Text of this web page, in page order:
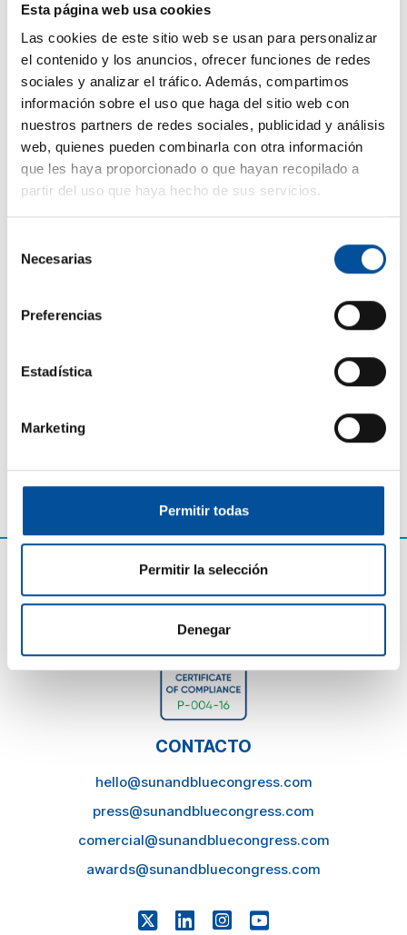
Esta página web usa cookies
Las cookies de este sitio web se usan para personalizar
el contenido y los anuncios, ofrecer funciones de redes
sociales y analizar el tráfico. Además, compartimos
información sobre el uso que haga del sitio web con
nuestros partners de redes sociales, publicidad y análisis
web, quienes pueden combinarla con otra información
que les haya proporcionado o que hayan recopilado a
partir del uso que haya hecho de sus servicios.
Necesarias
Preferencias
Estadística
Marketing
Permitir todas
Permitir la selección
Denegar
Sun&Blue Congress clausura su
tercera edición con 832
asistentes y un avance en la
cooperación internacional en
materia de Turismo y Economía
Azul
hace 8 meses
hace 8 meses
CONTACTO
hello@sunandbluecongress.com
press@sunandbluecongress.com
comercial@sunandbluecongress.com
awards@sunandbluecongress.com